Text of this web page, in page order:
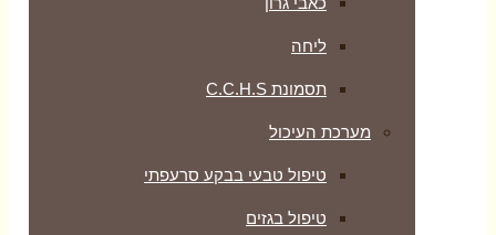
ליחה
תסמונת C.C.H.S
מערכת העיכול
טיפול טבעי בבקע סרעפתי
טיפול בגזים